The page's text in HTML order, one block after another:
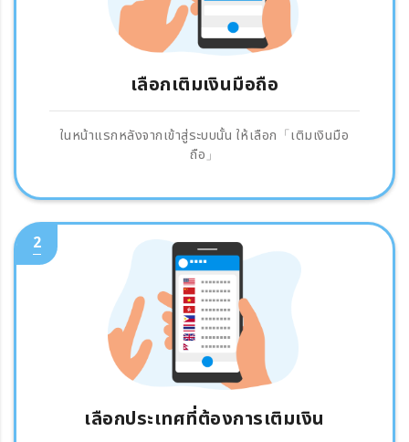
เลือกเติมเงินมือถือ
ในหน้าแรกหลังจากเข้าสู่ระบบนั้น ให้เลือก「เติมเงินมือ
ถือ」
2
เลือกประเทศที่ต้องการเติมเงิน